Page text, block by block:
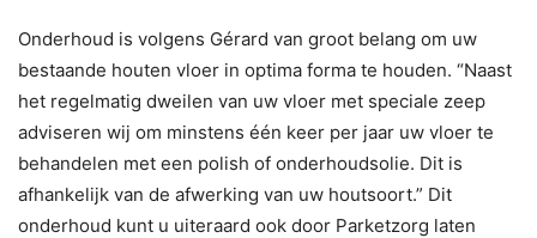
Onderhoud is volgens Gérard van groot belang om uw
bestaande houten vloer in optima forma te houden. “Naast
het regelmatig dweilen van uw vloer met speciale zeep
adviseren wij om minstens één keer per jaar uw vloer te
behandelen met een polish of onderhoudsolie. Dit is
afhankelijk van de afwerking van uw houtsoort.” Dit
onderhoud kunt u uiteraard ook door Parketzorg laten